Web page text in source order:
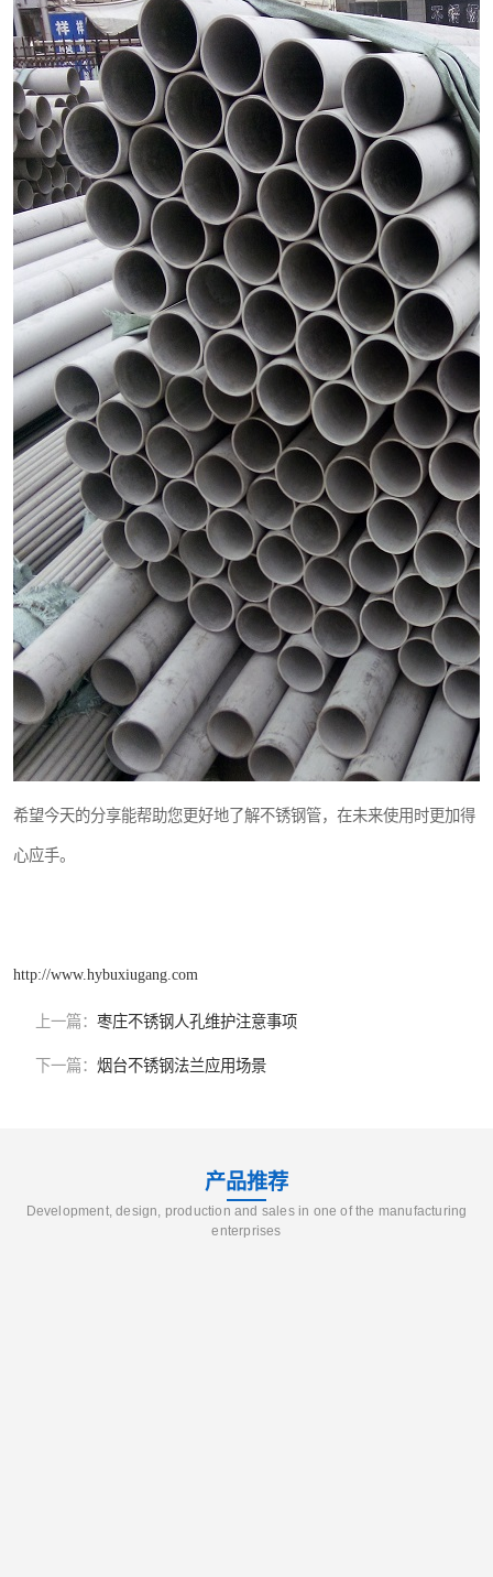
希望今天的分享能帮助您更好地了解不锈钢管，在未来使用时更加得
心应手。
http://www.hybuxiugang.com
上一篇： 枣庄不锈钢人孔维护注意事项
下一篇： 烟台不锈钢法兰应用场景
产品推荐
Development, design, production and sales in one of the manufacturing
enterprises